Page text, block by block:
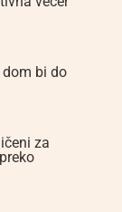
dom bi do
za